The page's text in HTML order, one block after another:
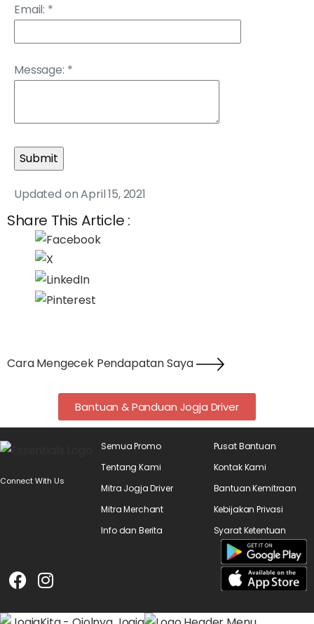
Email: *
Message: *
Updated on April 15, 2021
Share This Article :
Cara Mengecek Pendapatan Saya
Bantuan & Panduan Jogja Driver
Connect With Us
Semua Promo
Tentang Kami
Mitra Jogja Driver
Mitra Merchant
Info dan Berita
Pusat Bantuan
Kontak Kami
Bantuan Kemitraan
Kebijakan Privasi
Syarat Ketentuan